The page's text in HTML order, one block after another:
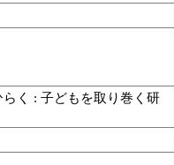
く : 子どもを取り巻く研